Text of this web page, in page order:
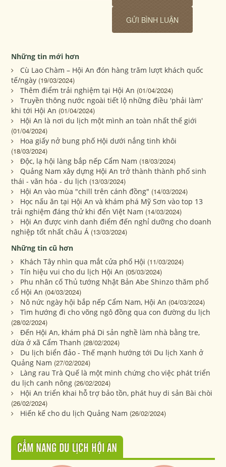
Những tin mới hơn
Cù Lao Chàm – Hội An đón hàng trăm lượt khách quốc
tế/ngày (19/03/2024)
Thêm điểm trải nghiệm tại Hội An (01/04/2024)
Truyền thông nước ngoài tiết lộ những điều 'phải làm'
khi tới Hội An (01/04/2024)
Hội An là nơi du lịch một mình an toàn nhất thế giới
(01/04/2024)
Hoa giấy nở bung phố Hội dưới nắng tinh khôi
(18/03/2024)
Độc, lạ hội làng bắp nếp Cẩm Nam (18/03/2024)
Quảng Nam xây dựng Hội An trở thành thành phố sinh
thái - văn hóa - du lịch (13/03/2024)
Hội An vào mùa "chill trên cánh đồng" (14/03/2024)
Học nấu ăn tại Hội An và khám phá Mỹ Sơn vào top 13
trải nghiệm đáng thử khi đến Việt Nam (14/03/2024)
Hội An được vinh danh điểm đến nghỉ dưỡng cho doanh
nghiệp tốt nhất châu Á (13/03/2024)
Những tin cũ hơn
Khách Tây nhìn qua mắt cửa phố Hội (11/03/2024)
Tín hiệu vui cho du lịch Hội An (05/03/2024)
Phu nhân cố Thủ tướng Nhật Bản Abe Shinzo thăm phố
cổ Hội An (04/03/2024)
Nô nức ngày hội bắp nếp Cẩm Nam, Hội An (04/03/2024)
Tìm hướng đi cho võng ngô đồng qua con đường du lịch
(28/02/2024)
Đến Hội An, khám phá Di sản nghề làm nhà bằng tre,
dừa ở xã Cẩm Thanh (28/02/2024)
Du lịch biển đảo - Thế mạnh hướng tới Du lịch Xanh ở
Quảng Nam (27/02/2024)
Làng rau Trà Quế là một minh chứng cho việc phát triển
du lịch canh nông (26/02/2024)
Hội An triển khai hỗ trợ bảo tồn, phát huy di sản Bài chòi
(26/02/2024)
Hiến kế cho du lịch Quảng Nam (26/02/2024)
CẨM NANG DU LỊCH HỘI AN